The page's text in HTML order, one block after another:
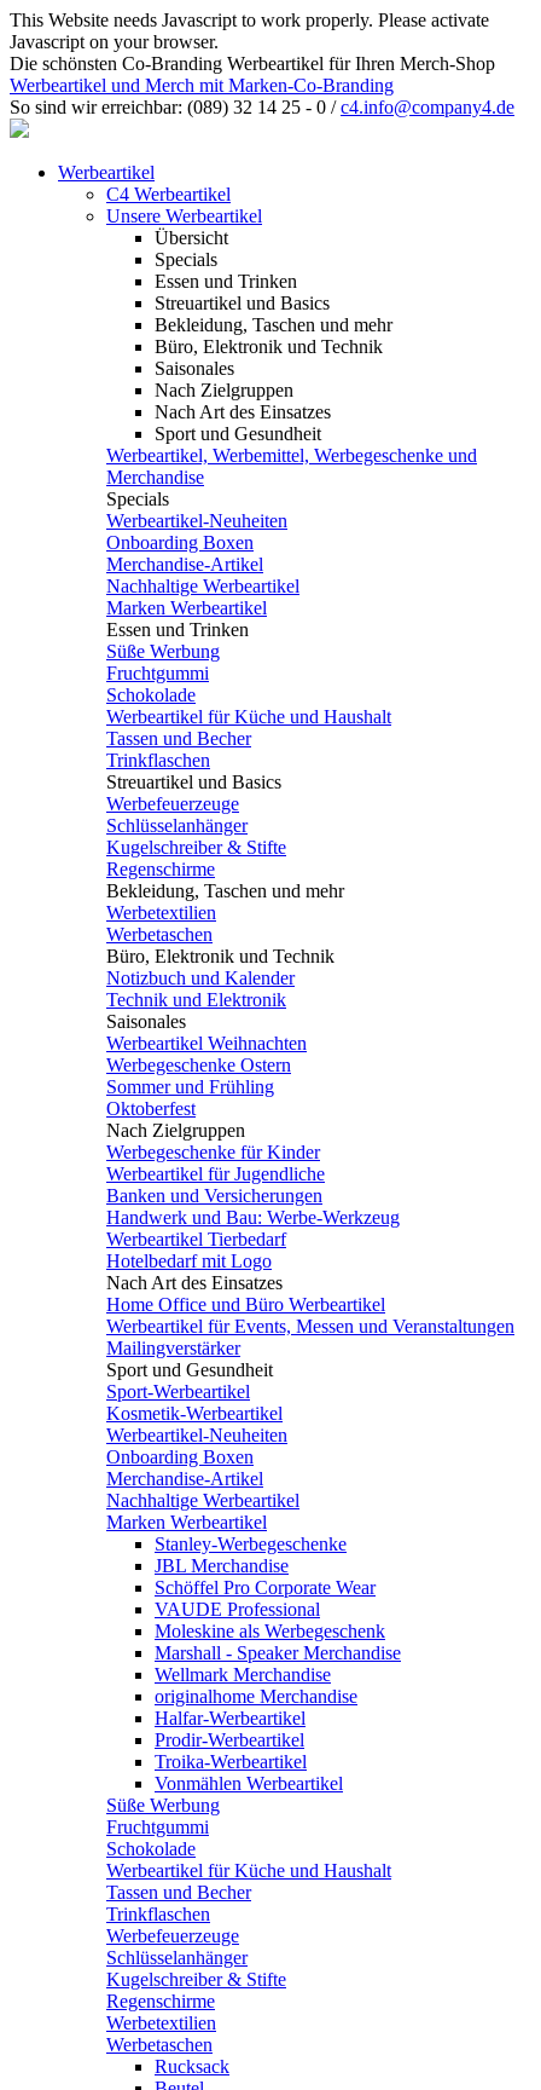
This Website needs Javascript to work properly. Please activate
Javascript on your browser.
Die schönsten Co-Branding Werbeartikel für Ihren Merch-Shop
Werbeartikel und Merch mit Marken-Co-Branding
So sind wir erreichbar: (089) 32 14 25 - 0 /c4.info@company4.de
Werbeartikel
C4 Werbeartikel
Unsere Werbeartikel
Übersicht
Specials
Essen und Trinken
Streuartikel und Basics
Bekleidung, Taschen und mehr
Büro, Elektronik und Technik
Saisonales
Nach Zielgruppen
Nach Art des Einsatzes
Sport und Gesundheit
Werbeartikel, Werbemittel, Werbegeschenke und
Merchandise
Specials
Werbeartikel-Neuheiten
Onboarding Boxen
Merchandise-Artikel
Nachhaltige Werbeartikel
Marken Werbeartikel
Essen und Trinken
Süße Werbung
Fruchtgummi
Schokolade
Werbeartikel für Küche und Haushalt
Tassen und Becher
Trinkflaschen
Streuartikel und Basics
Werbefeuerzeuge
Schlüsselanhänger
Kugelschreiber & Stifte
Regenschirme
Bekleidung, Taschen und mehr
Werbetextilien
Werbetaschen
Büro, Elektronik und Technik
Notizbuch und Kalender
Technik und Elektronik
Saisonales
Werbeartikel Weihnachten
Werbegeschenke Ostern
Sommer und Frühling
Oktoberfest
Nach Zielgruppen
Werbegeschenke für Kinder
Werbeartikel für Jugendliche
Banken und Versicherungen
Handwerk und Bau: Werbe-Werkzeug
Werbeartikel Tierbedarf
Hotelbedarf mit Logo
Nach Art des Einsatzes
Home Office und Büro Werbeartikel
Werbeartikel für Events, Messen und Veranstaltungen
Mailingverstärker
Sport und Gesundheit
Sport-Werbeartikel
Kosmetik-Werbeartikel
Werbeartikel-Neuheiten
Onboarding Boxen
Merchandise-Artikel
Nachhaltige Werbeartikel
Marken Werbeartikel
Stanley-Werbegeschenke
JBL Merchandise
Schöffel Pro Corporate Wear
VAUDE Professional
Moleskine als Werbegeschenk
Marshall - Speaker Merchandise
Wellmark Merchandise
originalhome Merchandise
Halfar-Werbeartikel
Prodir-Werbeartikel
Troika-Werbeartikel
Vonmählen Werbeartikel
Süße Werbung
Fruchtgummi
Schokolade
Werbeartikel für Küche und Haushalt
Tassen und Becher
Trinkflaschen
Werbefeuerzeuge
Schlüsselanhänger
Kugelschreiber & Stifte
Regenschirme
Werbetextilien
Werbetaschen
Rucksack